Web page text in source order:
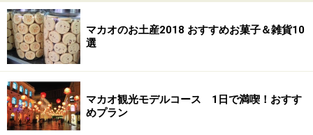
マカオのお土産2018 おすすめお菓子＆雑貨10
選
マカオ観光モデルコース 1日で満喫！おすす
めプラン